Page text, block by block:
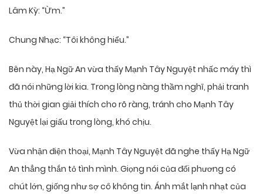
Lâm Kỳ: “Ừm.”
Chung Nhạc: “Tôi không hiểu.”
Bên này, Hạ Ngữ An vừa thấy Mạnh Tây Nguyệt nhấc máy thì
đã nói những lời kia. Trong lòng nàng thầm nghĩ, phải tranh
thủ thời gian giải thích cho rõ ràng, tránh cho Mạnh Tây
Nguyệt lại giấu trong lòng, khó chịu.
Vừa nhận điện thoại, Mạnh Tây Nguyệt đã nghe thấy Hạ Ngữ
An thẳng thắn tỏ tình mình. Giọng nói của đối phương có
chút lớn, giống như sợ cô không tin. Ánh mắt lạnh nhạt của